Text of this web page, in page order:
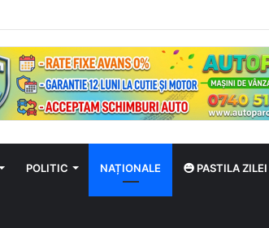
POLITIC NAȚIONALE PASTILA ZILEI